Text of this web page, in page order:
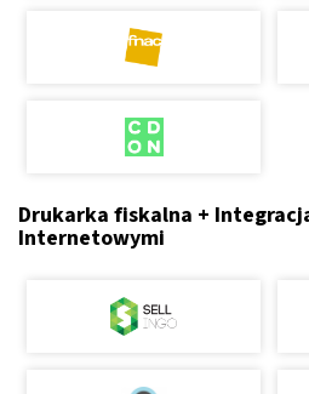
Drukarka fiskalna +
Internetowymi